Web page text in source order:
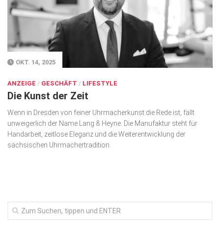
Gesellschaft
Kunst & Kultur
Lifestyle
Ausflug & Reise
Top Branchen
SACHSEN IN PARIS
OKT. 14, 2025
ANZEIGE / GESCHÄFT / LIFESTYLE
Die Kunst der Zeit
Wenn in Dresden von feiner Uhrmacherkunst die Rede ist, fällt
unweigerlich der Name Lang & Heyne. Die Manufaktur steht für
Hand­arbeit, zeitlose Eleganz und die Weiterent­wicklung der
sächsischen Uhr­macher­tradition.